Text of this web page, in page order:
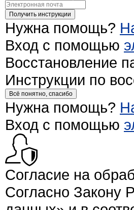
Получить инструкции
Нужна помощь?
Вход с помощью
Восстановление
Инструкции по
Всё понятно, спасибо
Нужна помощь?
Вход с помощью
Согласие на
Согласно Закону